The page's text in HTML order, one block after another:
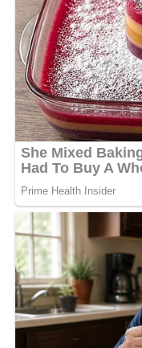
angenehm herbe
Zuckerausbalanciert
aufgegossen
ideal für warme Tage
Besonders praktisch:
vorbereiten und gut
sofort einsatzbereit
besten, wenn die
Kohlensäure, die das
lässt.